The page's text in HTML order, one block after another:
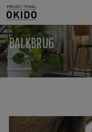
BALKBRUG